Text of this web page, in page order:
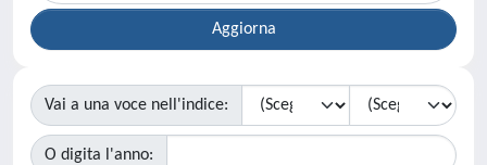
Vai a una voce nell'indice:
O digita l'anno: